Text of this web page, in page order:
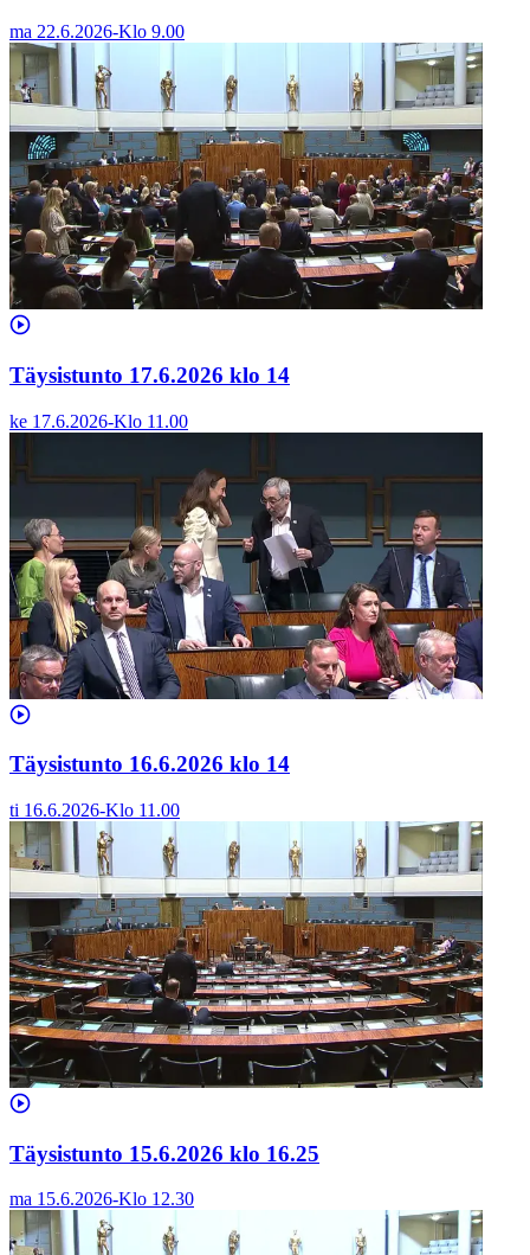
ma 22.6.2026-Klo 9.00
Täysistunto 17.6.2026 klo 14
ke 17.6.2026-Klo 11.00
Täysistunto 16.6.2026 klo 14
ti 16.6.2026-Klo 11.00
Täysistunto 15.6.2026 klo 16.25
ma 15.6.2026-Klo 12.30